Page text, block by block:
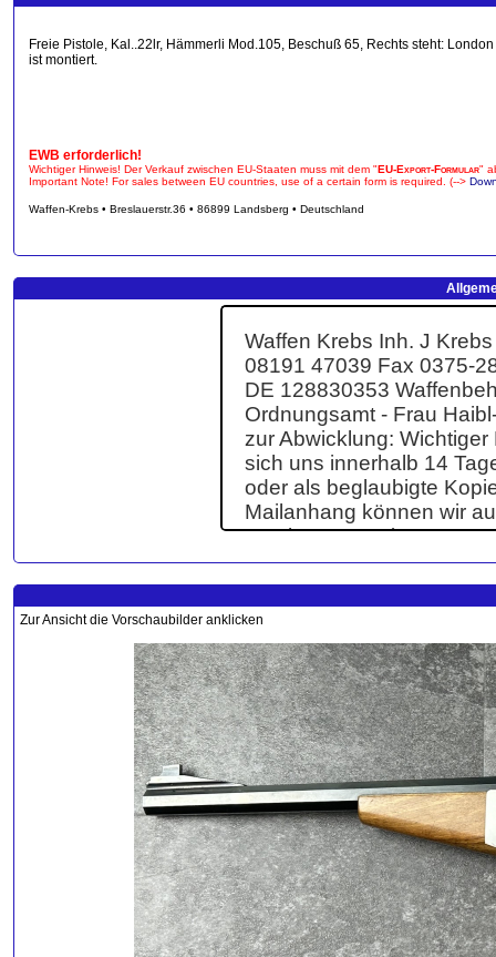
Freie Pistole, Kal..22lr, Hämmerli Mod.105, Beschuß 65, Rechts steht:
ist montiert.
EWB erforderlich!
Wichtiger Hinweis! Der Verkauf zwischen EU-Staaten muss mit dem "EU-Export-Formular"
Important Note! For sales between EU countries, use of a certain form is required. (-->
Waffen-Krebs • Breslauerstr.36 • 86899 Landsberg • Deutschland
Zur Ansicht die Vorschaubilder anklicken